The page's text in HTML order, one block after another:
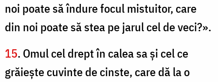
noi poate să îndure focul mistuitor, care
din noi poate să stea pe jarul cel de veci?».
15. Omul cel drept în calea sa şi cel ce
grăieşte cuvinte de cinste, care dă la o